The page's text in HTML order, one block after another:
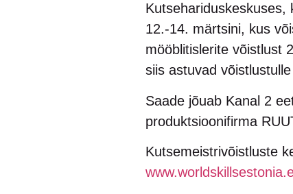
Kutsehariduskeskuses,
12.-14. märtsini, kus
mööblitislerite võistlust
siis astuvad
Saade jõuab Kanal 2
produktsioonifirma
Kutsemeistrivõistluste